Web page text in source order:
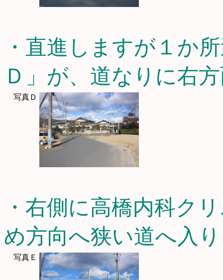
・直進しますが１か
Ｄ」が、道なりに右
写真Ｄ
・右側に高橋内科ク
め方向へ狭い道へ入
写真Ｅ